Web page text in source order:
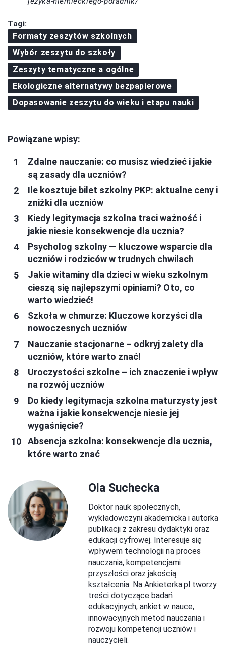
Tagi:
Formaty zeszytów szkolnych
Wybór zeszytu do szkoły
Zeszyty tematyczne a ogólne
Ekologiczne alternatywy bezpapierowe
Dopasowanie zeszytu do wieku i etapu nauki
Powiązane wpisy:
Zdalne nauczanie: co musisz wiedzieć i jakie
są zasady dla uczniów?
Ile kosztuje bilet szkolny PKP: aktualne ceny i
zniżki dla uczniów
Kiedy legitymacja szkolna traci ważność i
jakie niesie konsekwencje dla ucznia?
Psycholog szkolny — kluczowe wsparcie dla
uczniów i rodziców w trudnych chwilach
Jakie witaminy dla dzieci w wieku szkolnym
cieszą się najlepszymi opiniami? Oto, co
warto wiedzieć!
Szkoła w chmurze: Kluczowe korzyści dla
nowoczesnych uczniów
Nauczanie stacjonarne – odkryj zalety dla
uczniów, które warto znać!
Uroczystości szkolne – ich znaczenie i wpływ
na rozwój uczniów
Do kiedy legitymacja szkolna maturzysty jest
ważna i jakie konsekwencje niesie jej
wygaśnięcie?
Absencja szkolna: konsekwencje dla ucznia,
które warto znać
Ola Suchecka
Doktor nauk społecznych,
wykładowczyni akademicka i autorka
publikacji z zakresu dydaktyki oraz
edukacji cyfrowej. Interesuje się
wpływem technologii na proces
nauczania, kompetencjami
przyszłości oraz jakością
kształcenia. Na Ankieterka.pl tworzy
treści dotyczące badań
edukacyjnych, ankiet w nauce,
innowacyjnych metod nauczania i
rozwoju kompetencji uczniów i
nauczycieli.